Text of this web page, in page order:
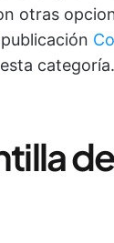
otras
categoría.